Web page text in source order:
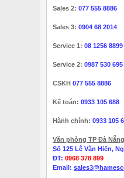
Sales 2: 077 555 8886
Sales 3: 0904 68 2014
Service 1: 08 1256 8899
Service 2: 0987 530 695
CSKH 077 555 8886
Kế toán: 0933 105 688
Hành chính: 0933 105
Văn phòng TP Đà
Số 125 Lê Văn Hiến,
ĐT: 0968 378 899
Email: